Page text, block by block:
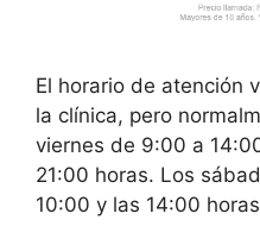
El horario de atención
la clínica, pero
viernes de 9:00 a
21:00 horas. Los
10:00 y las 14:00